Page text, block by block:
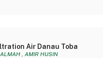
Air Danau Toba
, AMIR HUSIN